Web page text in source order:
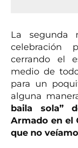
La segunda
cerrando el
medio de
para un
alguna
baila sola”
Armado en el
que no